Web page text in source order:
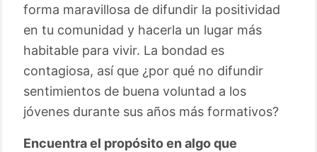
forma maravillosa de difundir la positividad
en tu comunidad y hacerla un lugar más
habitable para vivir. La bondad es
contagiosa, así que ¿por qué no difundir
sentimientos de buena voluntad a los
jóvenes durante sus años más formativos?
Encuentra el propósito en algo que